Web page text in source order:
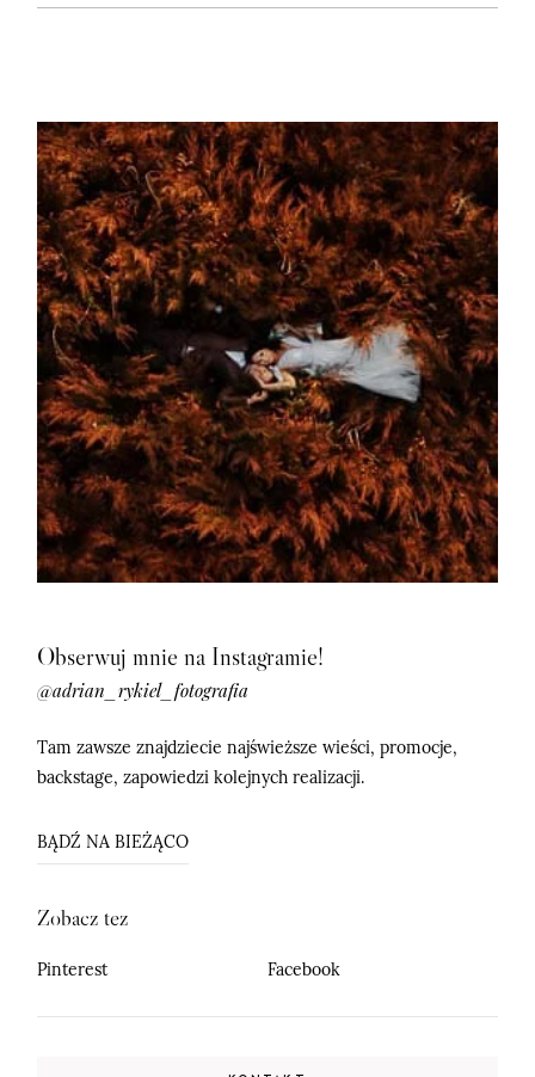
Obserwuj mnie na Instagramie!
@adrian_rykiel_fotografia
Tam zawsze znajdziecie najświeższe wieści, promocje,
backstage, zapowiedzi kolejnych realizacji.
BĄDŹ NA BIEŻĄCO
Zobacz tez
Pinterest Facebook